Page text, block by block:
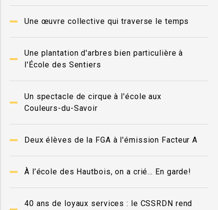
Une œuvre collective qui traverse le temps
Une plantation d'arbres bien particulière à
l'École des Sentiers
Un spectacle de cirque à l'école aux
Couleurs-du-Savoir
Deux élèves de la FGA à l'émission Facteur A
À l’école des Hautbois, on a crié… En garde!
40 ans de loyaux services : le CSSRDN rend